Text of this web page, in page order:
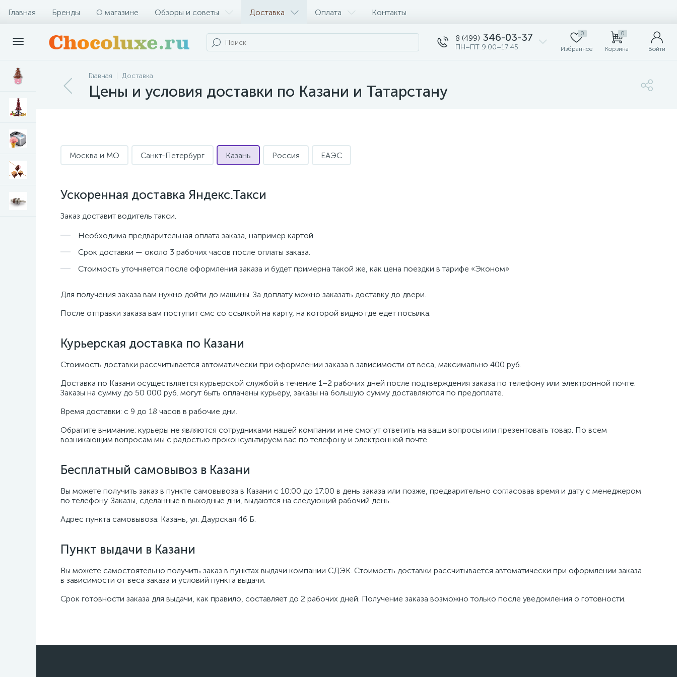
Главная Бренды О магазине Обзоры и советы Доставка Оплата Контакты
8 (499) 346-03-37
ПН–ПТ 9:00–17:45
0
Избранное
0
Корзина Войти
Главная Доставка
Цены и условия доставки по Казани и Татарстану
Москва и МО Санкт-Петербург Казань Россия ЕАЭС
Ускоренная доставка Яндекс.Такси
Заказ доставит водитель такси.
Необходима предварительная оплата заказа, например картой.
Срок доставки — около 3 рабочих часов после оплаты заказа.
Стоимость уточняется после оформления заказа и будет примерна такой же, как цена поездки в тарифе «Эконом»
Для получения заказа вам нужно дойти до машины. За доплату можно заказать доставку до двери.
После отправки заказа вам поступит смс со ссылкой на карту, на которой видно где едет посылка.
Курьерская доставка по Казани
Стоимость доставки рассчитывается автоматически при оформлении заказа в зависимости от веса, максимально 400 руб.
Доставка по Казани осуществляется курьерской службой в течение 1–2 рабочих дней после подтверждения заказа по телефону или электронной почте.
Заказы на сумму до 50 000 руб. могут быть оплачены курьеру, заказы на большую сумму доставляются по предоплате.
Время доставки: с 9 до 18 часов в рабочие дни.
Обратите внимание: курьеры не являются сотрудниками нашей компании и не смогут ответить на ваши вопросы или презентовать товар. По всем
возникающим вопросам мы с радостью проконсультируем вас по телефону и электронной почте.
Бесплатный самовывоз в Казани
Вы можете получить заказ в пункте самовывоза в Казани с 10:00 до 17:00 в день заказа или позже, предварительно согласовав время и дату с менеджером
по телефону. Заказы, сделанные в выходные дни, выдаются на следующий рабочий день.
Адрес пункта самовывоза: Казань, ул. Даурская 46 Б.
Пункт выдачи в Казани
Вы можете самостоятельно получить заказ в пунктах выдачи компании СДЭК. Стоимость доставки рассчитывается автоматически при оформлении заказа
в зависимости от веса заказа и условий пункта выдачи.
Срок готовности заказа для выдачи, как правило, составляет до 2 рабочих дней. Получение заказа возможно только после уведомления о готовности.